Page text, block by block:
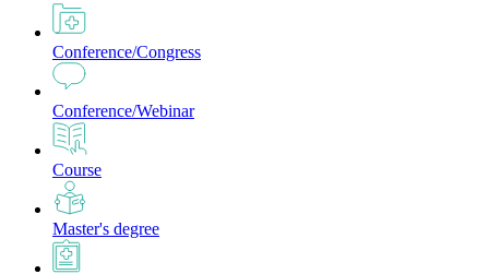
Conference/Congress
Conference/Webinar
Course
Master's degree